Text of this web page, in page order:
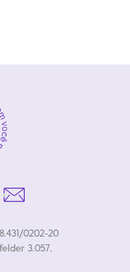
0202-20
3.057,